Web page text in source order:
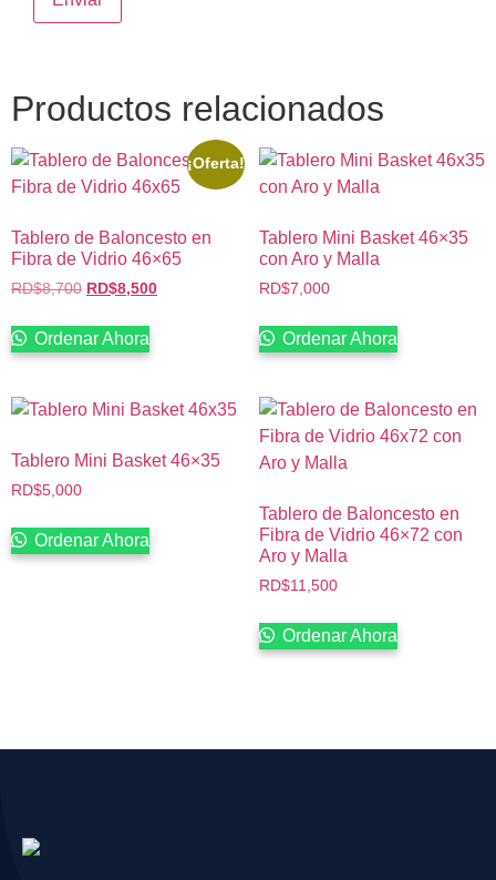
Productos relacionados
¡Oferta!
Tablero de Baloncesto en
Fibra de Vidrio 46×65
RD$8,700 RD$8,500
Ordenar Ahora
Tablero Mini Basket 46×35
con Aro y Malla
RD$7,000
Ordenar Ahora
Tablero Mini Basket 46×35
RD$5,000
Ordenar Ahora
Tablero de Baloncesto en
Fibra de Vidrio 46×72 con
Aro y Malla
RD$11,500
Ordenar Ahora